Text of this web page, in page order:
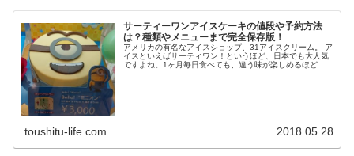
サーティーワンアイスケーキの値段や予約方法
は？種類やメニューまで完全保存版！
アメリカの有名なアイスショップ、31アイスクリーム。 ア
イスといえばサーティワン！というほど、日本でも大人気
ですよね。1ヶ月毎日食べても、違う味が楽しめるほど種
toushitu-life.com 2018.05.28